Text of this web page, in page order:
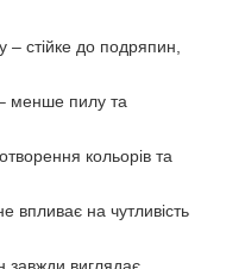
– стійке до подряпин,
– менше пилу та
кольорів та
впливає на чутливість